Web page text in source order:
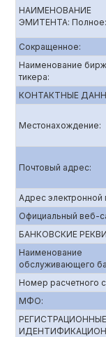
НАИМЕНОВАНИЕ
ЭМИТЕНТА: Полное:
Сокращенное:
Наименование
тикера:
КОНТАКТНЫЕ
Местонахождение:
Почтовый адрес:
Адрес электронной
Официальный веб-
БАНКОВСКИЕ
Наименование
обслуживающего
Номер расчетного
МФО: